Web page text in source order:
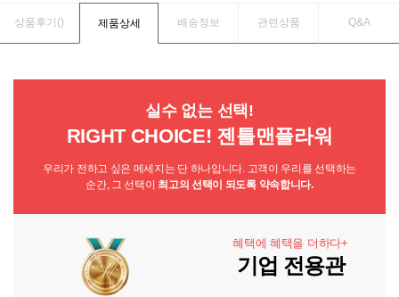
상품후기() 제품상세 배송정보 관련상품 Q&A
실수 없는 선택!
RIGHT CHOICE! 젠틀맨플라워
우리가 전하고 싶은 메세지는 단 하나입니다. 고객이 우리를 선택하는
순간, 그 선택이 최고의 선택이 되도록 약속합니다.
혜택에 혜택을 더하다+
기업 전용관